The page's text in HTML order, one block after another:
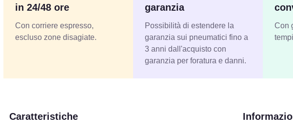
in 24/48 ore
Con corriere espresso,
escluso zone disagiate.
garanzia
Possibilità di estendere la
garanzia sui pneumatici fino a
3 anni dall'acquisto con
garanzia per foratura e danni.
Con
Caratteristiche